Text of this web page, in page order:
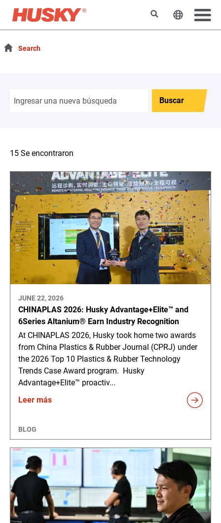
BuscarCambiar
Search
Buscar
15 Se encontraron
JUNE 22, 2026
CHINAPLAS 2026: Husky Advantage+Elite™ and
6Series Altanium® Earn Industry Recognition
At CHINAPLAS 2026, Husky took home two awards
from China Plastics & Rubber Journal (CPRJ) under
the 2026 Top 10 Plastics & Rubber Technology
Trends Case Award program. Husky
Advantage+Elite™ proactiv...
Leer más
BLOG